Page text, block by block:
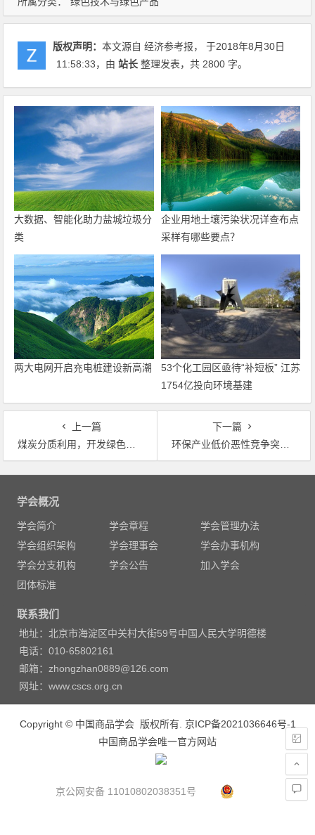
版权声明：本文源自 经济参考报， 于2018年8月30日
11:58:33，由站长 整理发表，共 2800 字。
大数据、智能化助力盐城垃圾分
类
企业用地土壤污染状况详查布点
采样有哪些要点？
两大电网开启充电桩建设新高潮
53个化工园区亟待“补短板” 江苏
1754亿投向环境基建
上一篇
煤炭分质利用，开发绿色清洁产业链
下一篇
环保产业低价恶性竞争突出 环境部出台技术标投标指南
文
学会概况
学会简介 学会章程
学会管理办法
学会组织架构
学会理事会
学会办事机构
学会分支机构
学会公告
加入学会
团体标准
联系我们
地址：北京市海淀区中关村大街59号中国人民大学明德楼
电话：010-65802161
邮箱：zhongzhan0889@126.com
网址：www.cscs.org.cn
Copyright © 中国商品学会 版权所有. 京ICP备2021036646号-1
中国商品学会唯一官方网站
京公网安备 11010802038351号